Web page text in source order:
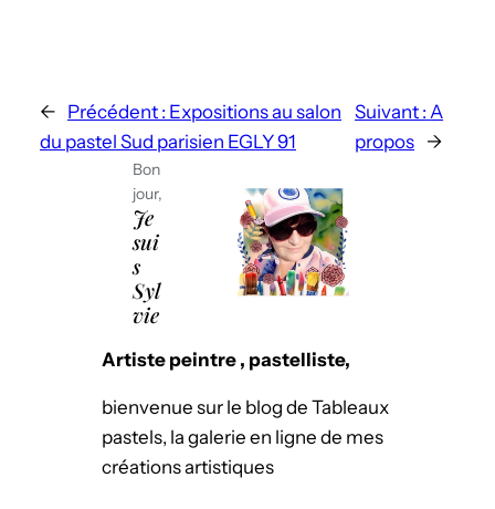
← Précédent : Expositions au salon
du pastel Sud parisien EGLY 91
Suivant : A
propos →
Bon
jour,
Je
sui
s
Syl
vie
Artiste peintre , pastelliste,
bienvenue sur le blog de Tableaux
pastels, la galerie en ligne de mes
créations artistiques